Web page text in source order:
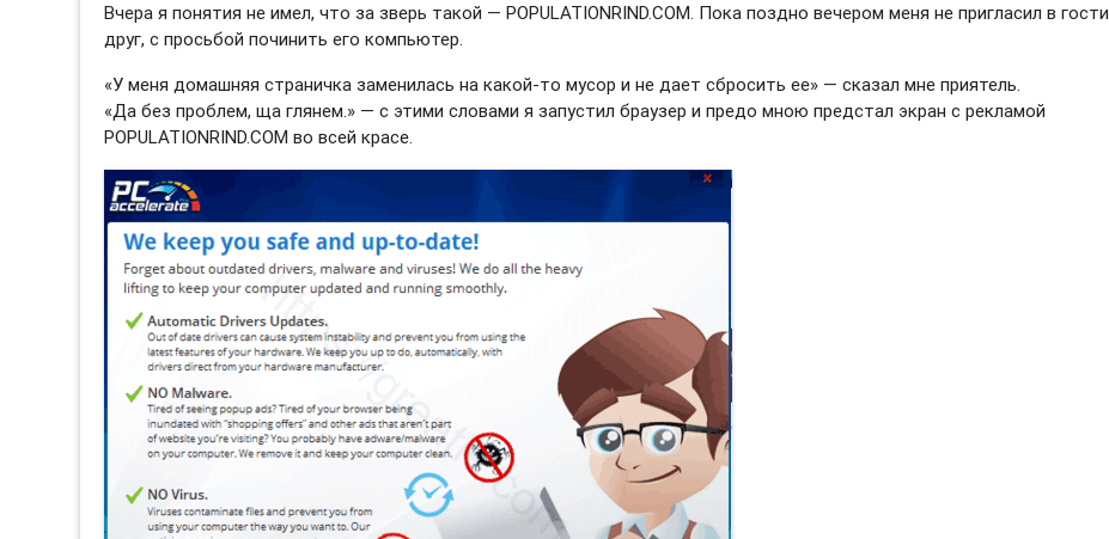
Вчера я понятия не имел, что за зверь такой — POPULATIONRIND.COM. Пока поздно вечером меня не пригласил в гости
друг, с просьбой починить его компьютер.
«У меня домашняя страничка заменилась на какой-то мусор и не дает сбросить ее» — сказал мне приятель.
«Да без проблем, ща глянем.» — с этими словами я запустил браузер и предо мною предстал экран с рекламой
POPULATIONRIND.COM во всей красе.